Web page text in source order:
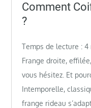
Comment
?
Temps de lecture :4
Frange droite,
vous hésitez. Et
Intemporelle,
frange rideau